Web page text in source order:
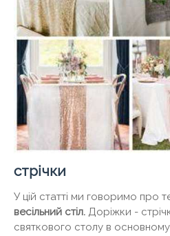
стрічки
У цій статті ми говоримо про
весільний стіл. Доріжки -
святкового столу в